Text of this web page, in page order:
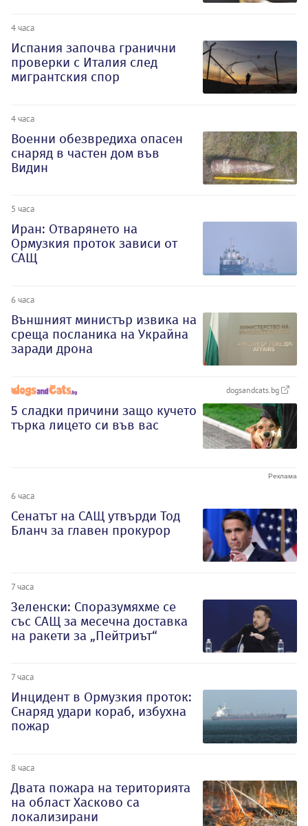
4 часа
Испания започва гранични
проверки с Италия след
мигрантския спор
4 часа
Военни обезвредиха опасен
снаряд в частен дом във
Видин
5 часа
Иран: Отварянето на
Ормузкия проток зависи от
САЩ
6 часа
Външният министър извика на
среща посланика на Украйна
заради дрона
dogsandcats.bg
5 сладки причини защо кучето
търка лицето си във вас
6 часа
Сенатът на САЩ утвърди Тод
Бланч за главен прокурор
7 часа
Зеленски: Споразумяхме се
със САЩ за месечна доставка
на ракети за „Пейтриът“
7 часа
Инцидент в Ормузкия проток:
Снаряд удари кораб, избухна
пожар
8 часа
Двата пожара на територията
на област Хасково са
локализирани